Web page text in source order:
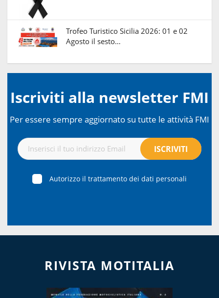
Trofeo Turistico Sicilia 2026: 01 e 02
Agosto il sesto…
Iscriviti alla newsletter FMI
Per essere sempre aggiornato su tutte le attività FMI
Autorizzo il trattamento dei dati personali
RIVISTA MOTITALIA